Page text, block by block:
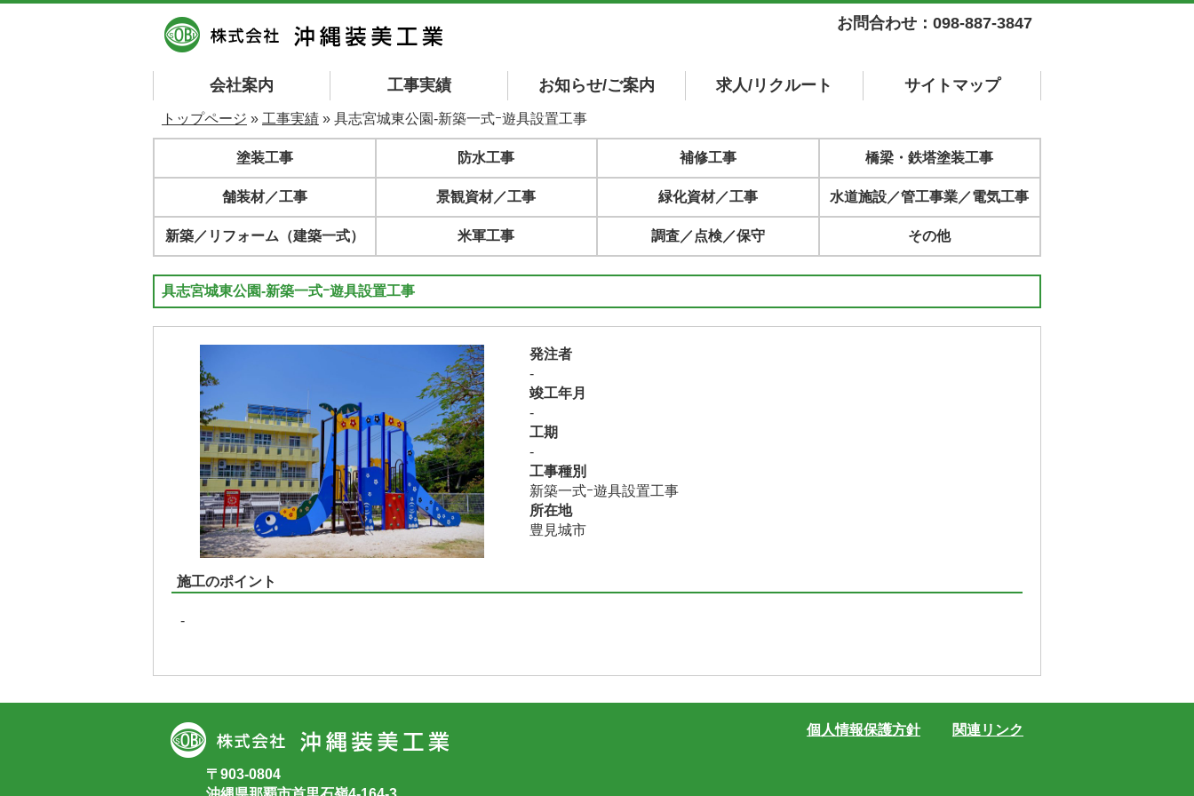
お問合わせ：098-887-3847
会社案内 工事実績 お知らせ/ご案内 求人/リクルート サイト マップ
トップページ » 工事実績 » 具志宮城東公園-新築一式ｰ遊具設置工事
塗装工事 防水工事 補修工事 橋梁・鉄塔塗装工事
舗装材／工事 景観資材／工事 緑化資材／工事 水道施設／管工事業／電気工事
新築／リフォーム（建築一式） 米軍工事 調査／点検／保守 その他
具志宮城東公園-新築一式ｰ遊具設置工事
発注者
-
竣工年月
-
工期
-
工事種別
新築一式ｰ遊具設置工事
所在地
豊見城市
施工のポイント
-
個人情報保護方針 関連リンク
〒903-0804